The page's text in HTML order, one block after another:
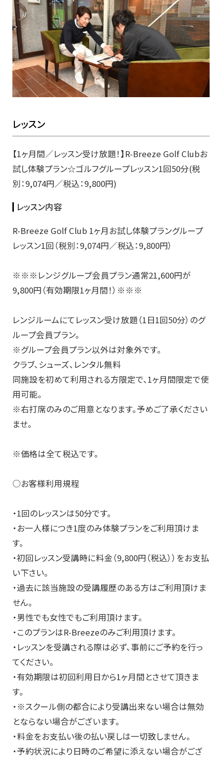
レッスン
【1ヶ月間／レッスン受け放題！】R-Breeze Golf Clubお
試し体験プラン☆ゴルフグループレッスン1回50分(税
別：9,074円／税込：9,800円)
レッスン内容
R-Breeze Golf Club 1ヶ月お試し体験プラングループ
レッスン1回（税別：9,074円／税込：9,800円）
※※※レンジグループ会員プラン通常21,600円が
9,800円（有効期限1ヶ月間！）※※※
レンジルームにてレッスン受け放題（1日1回50分）のグ
ループ会員プラン。
※グループ会員プラン以外は対象外です。
クラブ、シューズ、レンタル無料
同施設を初めて利用される方限定で、1ヶ月間限定で使
用可能。
※右打席のみのご用意となります。予めご了承ください
ませ。
※価格は全て税込です。
○お客様利用規程
・1回のレッスンは50分です。
・お一人様につき1度のみ体験プランをご利用頂けま
す。
・初回レッスン受講時に料金（9,800円（税込））をお支払
い下さい。
・過去に該当施設の受講履歴のある方はご利用頂けま
せん。
・男性でも女性でもご利用頂けます。
・このプランはR-Breezeのみご利用頂けます。
・レッスンを受講される際は必ず、事前にご予約を行っ
てください。
・有効期限は初回利用日から1ヶ月間とさせて頂きま
す。
・※スクール側の都合により受講出来ない場合は無効
とならない場合がございます。
・料金をお支払い後の払い戻しは一切致しません。
・予約状況により日時のご希望に添えない場合がござ